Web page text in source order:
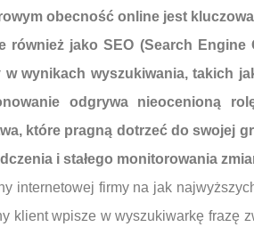
obecność online jest
również jako SEO (Search
wynikach wyszukiwania, takich
odgrywa nieocenioną
które pragną dotrzeć do swojej
i stałego monitorowania
internetowej firmy na jak
klient wpisze w wyszukiwarkę frazę